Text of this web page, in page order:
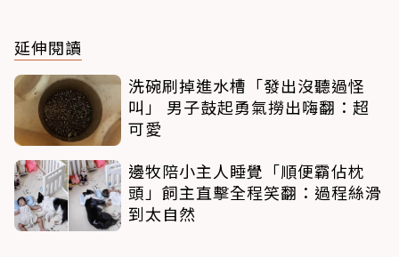
延伸閱讀
洗碗刷掉進水槽「發出沒聽過怪
叫」 男子鼓起勇氣撈出嗨翻：超
可愛
邊牧陪小主人睡覺「順便霸佔枕
頭」飼主直擊全程笑翻：過程絲滑
到太自然